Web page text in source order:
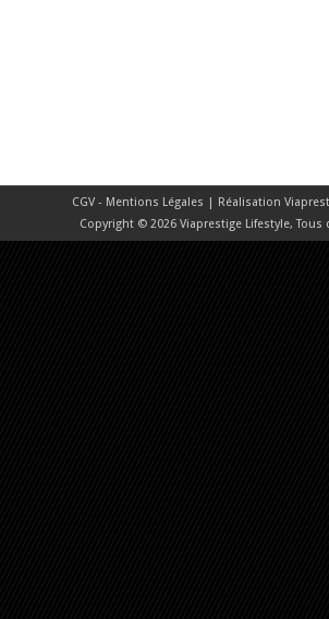
CGV - Mentions Légales | Réalisation
Copyright © 2026 Viaprestige Lifestyle, Tous